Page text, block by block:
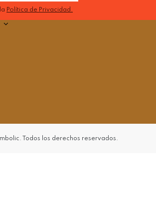
Política de Privacidad.
Todos los derechos reservados.